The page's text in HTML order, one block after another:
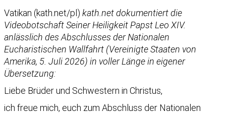
Vatikan (kath.net/pl) kath.net dokumentiert die
Videobotschaft Seiner Heiligkeit Papst Leo XIV.
anlässlich des Abschlusses der Nationalen
Eucharistischen Wallfahrt (Vereinigte Staaten von
Amerika, 5. Juli 2026) in voller Länge in eigener
Übersetzung:
Liebe Brüder und Schwestern in Christus,
ich freue mich, euch zum Abschluss der Nationalen